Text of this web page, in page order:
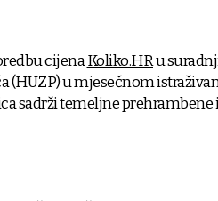
cijenaKoliko.HRu
(HUZP) u mjesečnom
sadrži temeljne prehrambene